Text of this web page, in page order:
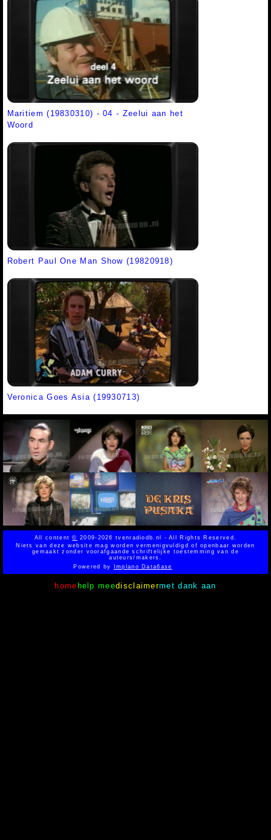
Maritiem (19830310) - 04 - Zeelui aan het
Woord
Robert Paul One Man Show (19820918)
Veronica Goes Asia (19930713)
All content© 2009-2026 tvenradiodb.nl - All Rights Reserved.
Niets van deze website mag worden vermenigvuldigd of openbaar worden
gemaakt zonder voorafgaande schriftelijke toestemming van de
auteurs/makers.
Powered by
Implano Data6ase
home help meedisclaimermet dank aan